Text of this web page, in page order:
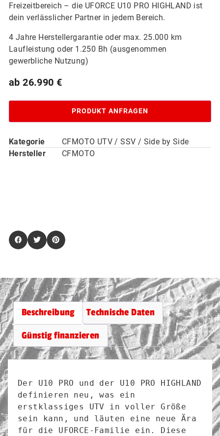
Freizeitbereich – die UFORCE U10 PRO HIGHLAND ist
dein verlässlicher Partner in jedem Bereich.
4 Jahre Herstellergarantie oder max. 25.000 km
Laufleistung oder 1.250 Bh (ausgenommen
gewerbliche Nutzung)
26.990€
PRODUKT ANFRAGEN
Kategorie
CFMOTO UTV / SSV / Side by Side
Hersteller
CFMOTO
Beschreibung
Technische Daten
Günstig finanzieren
Der U10 PRO und der U10 PRO HIGHLAND
definieren neu, was ein
erstklassiges UTV in voller Größe
sein kann, und läuten eine neue Ära
für die UFORCE-Familie ein. Diese